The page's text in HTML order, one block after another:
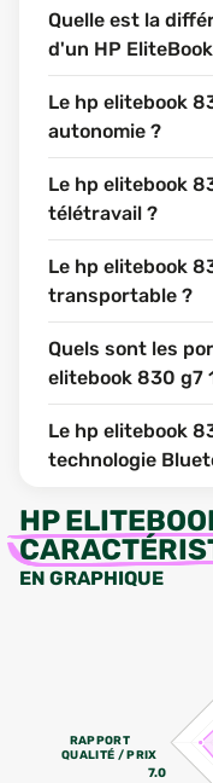
Quelle est la
d'un HP
Le hp elitebook
autonomie ?
Le hp elitebook
télétravail ?
Le hp elitebook
transportable ?
Quels sont les
elitebook 830 g7
Le hp elitebook
technologie
HP
EN GRAPHIQUE
RAPPORT
QUALITÉ / PRIX
7.0